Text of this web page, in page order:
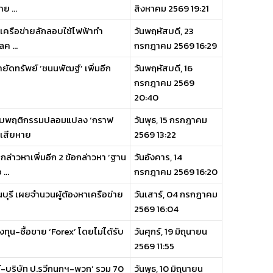
...
สิงหาคม 2569 19:21
ครือข่ายลักลอบใช้ไฟฟ้าทำ
...
วันพฤหัสบดี, 23
กรกฎาคม 2569 16:29
ยัดทรัพย์ ‘ชนนพัฒฐ์’ เพิ่มอีก
วันพฤหัสบดี, 16
กรกฎาคม 2569
20:40
บพฤติกรรมปลอมแปลง ‘กราฟ
สียหาย
วันพุธ, 15 กรกฎาคม
2569 13:22
าวหาเพิ่มอีก 2 ข้อกล่าวหา ‘ฐาน
วันอังคาร, 14
กรกฎาคม 2569 16:20
รี เผยจำนวนผู้ต้องหาเครือข่าย
วันเสาร์, 04 กรกฎาคม
2569 16:04
-ซื้อขาย ‘Forex’ โดยไม่ได้รับ
วันศุกร์, 19 มิถุนายน
2569 11:55
-บริษัท ป.รวีกนกฯ-พวก’ รวม 70
วันพุธ, 10 มิถุนายน